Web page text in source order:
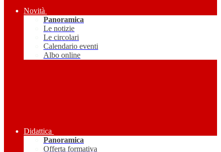
Novità
Panoramica
Le notizie
Le circolari
Calendario eventi
Albo online
Didattica
Panoramica
Offerta formativa